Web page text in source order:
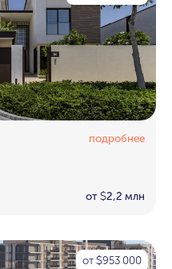
подробнее
от $2,2 млн
от $953 000